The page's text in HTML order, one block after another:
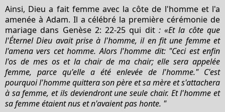
Ainsi, Dieu a fait femme avec la côte de l'homme et l'a
amenée à Adam. Il a célébré la première cérémonie de
mariage dans Genèse 2: 22-25 qui dit : «Et la côte que
l'Éternel Dieu avait prise à l'homme, il en fit une femme et
l'amena vers cet homme. Alors l'homme dit: "Ceci est enfin
l'os de mes os et la chair de ma chair; elle sera appelée
femme, parce qu'elle a été enlevée de l'homme." C'est
pourquoi l'homme quittera son père et sa mère et s'attachera
à sa femme, et ils deviendront une seule chair. Et l'homme et
sa femme étaient nus et n'avaient pas honte. "